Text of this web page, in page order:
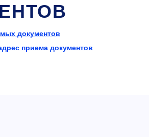
документов
приема документов